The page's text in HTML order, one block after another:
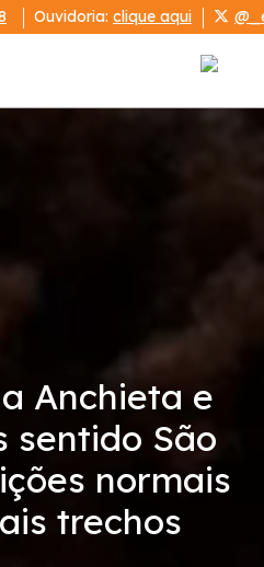
Ouvidoria: clique aqui
Anchieta e
sentido São
normais
trechos